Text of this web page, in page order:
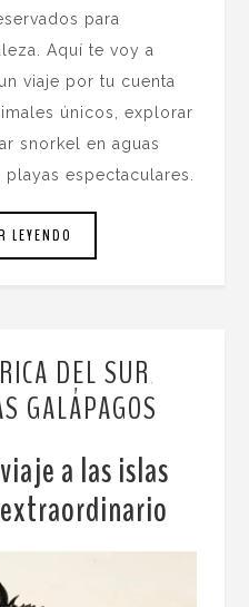
para
Aquí te voy a
viaje por tu cuenta
únicos, explorar
snorkel en aguas
espectaculares.
LEYENDO
DEL SUR ,
GALÁPAGOS
a las islas